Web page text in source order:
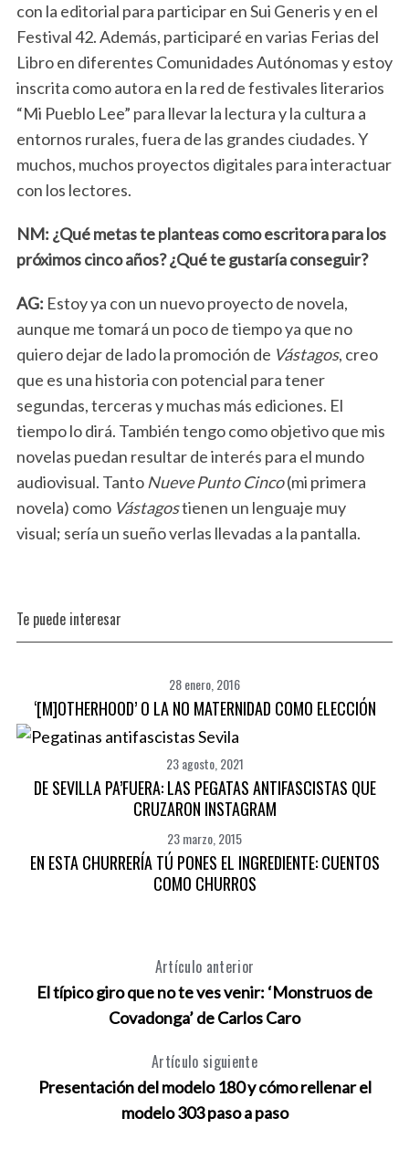
con la editorial para participar en Sui Generis y en el
Festival 42. Además, participaré en varias Ferias del
Libro en diferentes Comunidades Autónomas y estoy
inscrita como autora en la red de festivales literarios
“Mi Pueblo Lee” para llevar la lectura y la cultura a
entornos rurales, fuera de las grandes ciudades. Y
muchos, muchos proyectos digitales para interactuar
con los lectores.
NM: ¿Qué metas te planteas como escritora para los
próximos cinco años? ¿Qué te gustaría conseguir?
AG: Estoy ya con un nuevo proyecto de novela,
aunque me tomará un poco de tiempo ya que no
quiero dejar de lado la promoción de Vástagos, creo
que es una historia con potencial para tener
segundas, terceras y muchas más ediciones. El
tiempo lo dirá. También tengo como objetivo que mis
novelas puedan resultar de interés para el mundo
audiovisual. TantoNueve Punto Cinco(mi primera
novela) como Vástagostienen un lenguaje muy
visual; sería un sueño verlas llevadas a la pantalla.
Te puede interesar
28 enero, 2016
‘[M]OTHERHOOD’ O LA NO MATERNIDAD COMO ELECCIÓN
23 agosto, 2021
DE SEVILLA PA’FUERA: LAS PEGATAS ANTIFASCISTAS QUE
CRUZARON INSTAGRAM
23 marzo, 2015
EN ESTA CHURRERÍA TÚ PONES EL INGREDIENTE: CUENTOS
COMO CHURROS
Artículo anterior
El típico giro que no te ves venir: ‘Monstruos de
Covadonga’ de Carlos Caro
Artículo siguiente
Presentación del modelo 180 y cómo rellenar el
modelo 303 paso a paso